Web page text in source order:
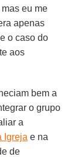
eu me
apenas
o caso do
aos
bem a
o grupo
a
Igreja e na
de